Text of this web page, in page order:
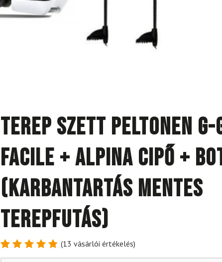
Terep szett PELTONEN
Facile + Alpina cipő +
(KARBANTARTÁS MENTES
TEREPFUTÁS)
Értékelés
13
(13 vásárlói értékelés)